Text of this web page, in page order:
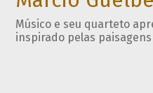
Músico e seu quarteto
inspirado pelas